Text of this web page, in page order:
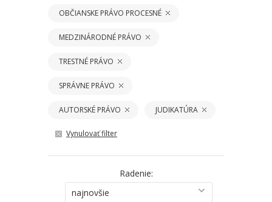
OBČIANSKE PRÁVO PROCESNÉ
MEDZINÁRODNÉ PRÁVO
TRESTNÉ PRÁVO
SPRÁVNE PRÁVO
AUTORSKÉ PRÁVO JUDIKATÚRA
Vynulovať filter
Radenie:
najnovšie